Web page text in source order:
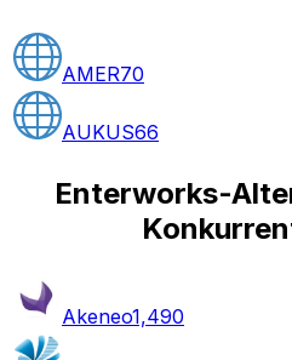
AMER70
AUKUS66
Enterworks-
Akeneo1,490